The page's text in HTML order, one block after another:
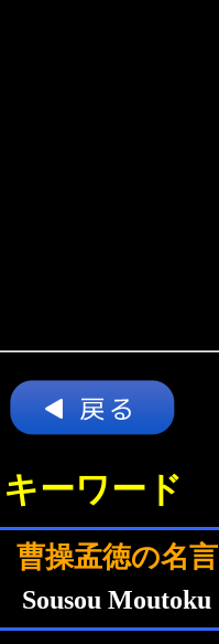
キーワード
曹操孟徳の名言
Sousou Moutoku